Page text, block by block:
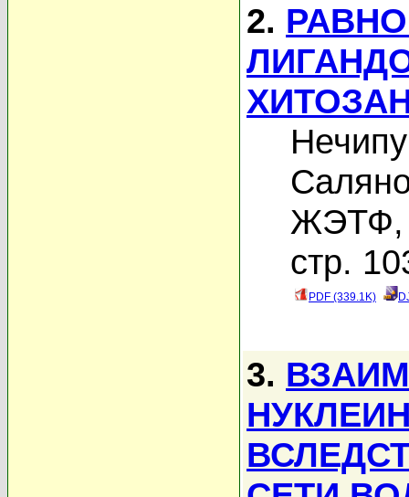
2.
ЖЭТФ,
стр.
PDF (339.1K)
3.